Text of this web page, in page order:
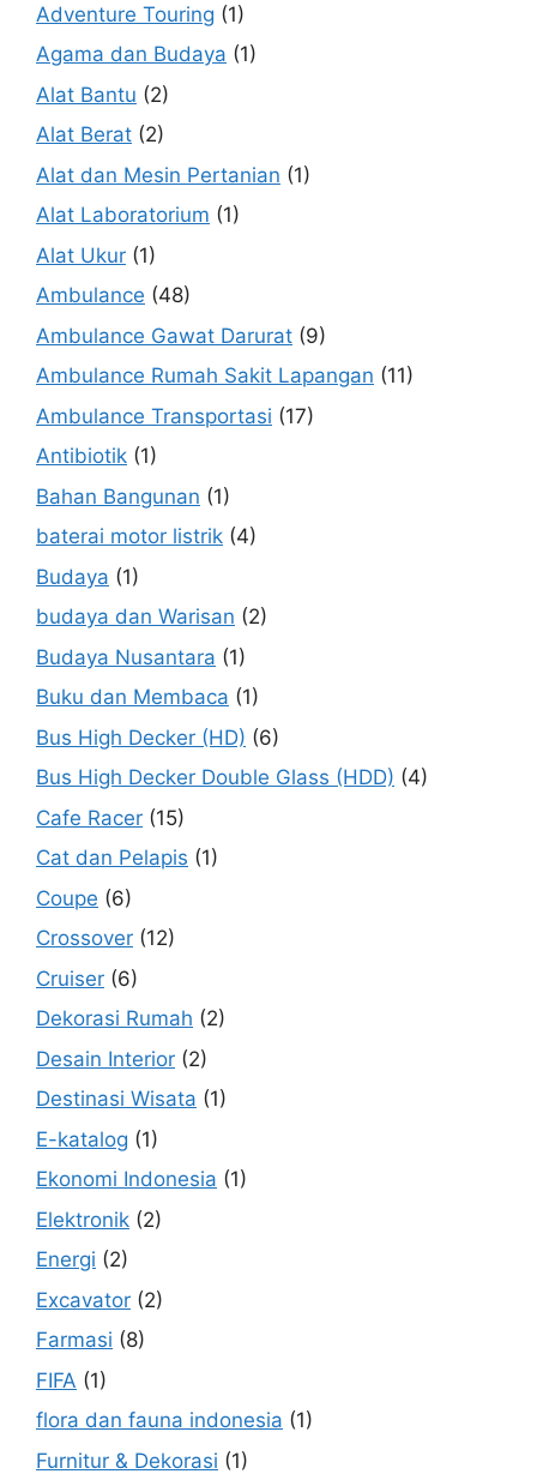
Adventure Touring (1)
Agama dan Budaya (1)
Alat Bantu (2)
Alat Berat (2)
Alat dan Mesin Pertanian (1)
Alat Laboratorium (1)
Alat Ukur (1)
Ambulance (48)
Ambulance Gawat Darurat (9)
Ambulance Rumah Sakit Lapangan (11)
Ambulance Transportasi (17)
Antibiotik (1)
Bahan Bangunan (1)
baterai motor listrik (4)
Budaya (1)
budaya dan Warisan (2)
Budaya Nusantara (1)
Buku dan Membaca (1)
Bus High Decker (HD) (6)
Bus High Decker Double Glass (HDD) (4)
Cafe Racer (15)
Cat dan Pelapis (1)
Coupe (6)
Crossover (12)
Cruiser (6)
Dekorasi Rumah (2)
Desain Interior (2)
Destinasi Wisata (1)
E-katalog (1)
Ekonomi Indonesia (1)
Elektronik (2)
Energi (2)
Excavator (2)
Farmasi (8)
FIFA (1)
flora dan fauna indonesia (1)
Furnitur & Dekorasi (1)